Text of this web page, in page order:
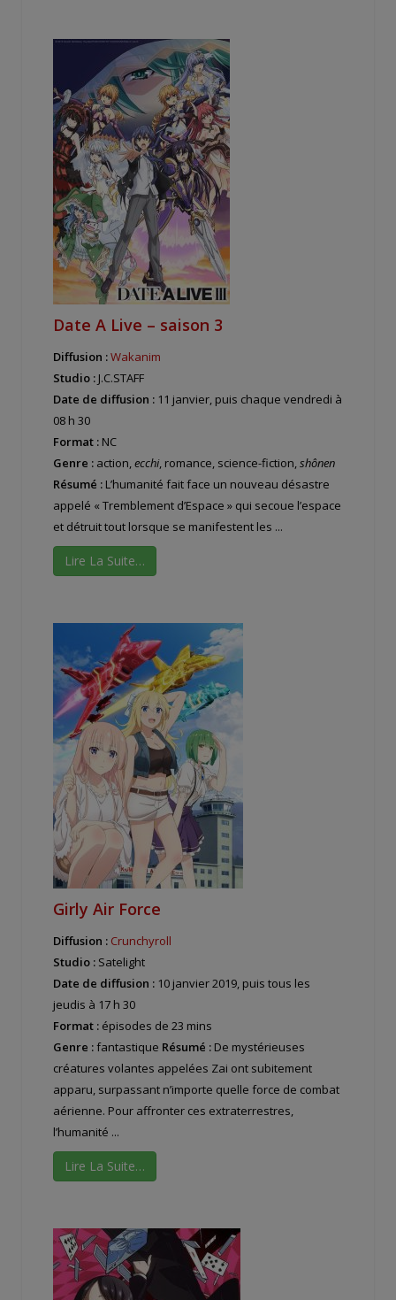
Date A Live – saison 3
Diffusion :Wakanim
Studio : J.C.STAFF
Date de diffusion : 11 janvier, puis chaque vendredi à
08 h 30
Format : NC
Genre : action,ecchi, romance, science-fiction,shônen
Résumé : L’humanité fait face un nouveau désastre
appelé « Tremblement d’Espace » qui secoue l’espace
et détruit tout lorsque se manifestent les ...
Lire La Suite…
Girly Air Force
Diffusion : Crunchyroll
Studio : Satelight
Date de diffusion : 10 janvier 2019, puis tous les
jeudis à 17 h 30
Format : épisodes de 23 mins
Genre :fantastique Résumé : De mystérieuses
créatures volantes appelées Zai ont subitement
apparu, surpassant n’importe quelle force de combat
aérienne. Pour affronter ces extraterrestres,
l’humanité ...
Lire La Suite…